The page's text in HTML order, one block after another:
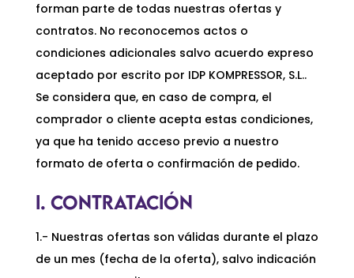
forman parte de todas nuestras ofertas y
contratos. No reconocemos actos o
condiciones adicionales salvo acuerdo expreso
aceptado por escrito por IDP KOMPRESSOR, S.L..
Se considera que, en caso de compra, el
comprador o cliente acepta estas condiciones,
ya que ha tenido acceso previo a nuestro
formato de oferta o confirmación de pedido.
I. CONTRATACIÓN
1.- Nuestras ofertas son válidas durante el plazo
de un mes (fecha de la oferta), salvo indicación